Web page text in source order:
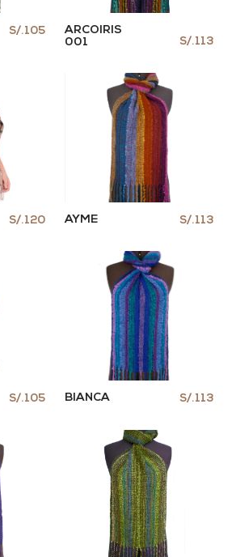
S/.105
ARCOIRIS
001
S/.113
S/.120 AYME S/.113
S/.105 BIANCA S/.113